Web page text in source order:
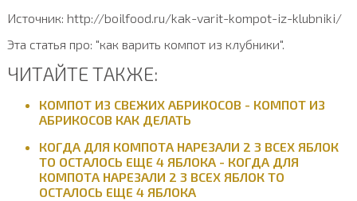
Источник: http://boilfood.ru/kak-varit-kompot-iz-klubniki/
Эта статья про: "как варить компот из клубники".
ЧИТАЙТЕ ТАКЖЕ:
КОМПОТ ИЗ СВЕЖИХ АБРИКОСОВ - КОМПОТ ИЗ
АБРИКОСОВ КАК ДЕЛАТЬ
КОГДА ДЛЯ КОМПОТА НАРЕЗАЛИ 2 3 ВСЕХ ЯБЛОК
ТО ОСТАЛОСЬ ЕЩЕ 4 ЯБЛОКА - КОГДА ДЛЯ
КОМПОТА НАРЕЗАЛИ 2 3 ВСЕХ ЯБЛОК ТО
ОСТАЛОСЬ ЕЩЕ 4 ЯБЛОКА